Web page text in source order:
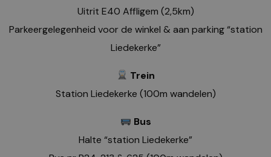
Uitrit E40 Affligem (2,5km)
Parkeergelegenheid voor de winkel & aan parking “station
Liedekerke”
Trein
Station Liedekerke (100m wandelen)
Bus
Halte “station Liedekerke”